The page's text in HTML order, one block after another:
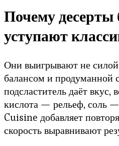
Почему десерты
уступают
Они выигрывают не
балансом и продуманной
подсластитель даёт
кислота — рельеф, соль
Cuisine добавляет
скорость выравнивают